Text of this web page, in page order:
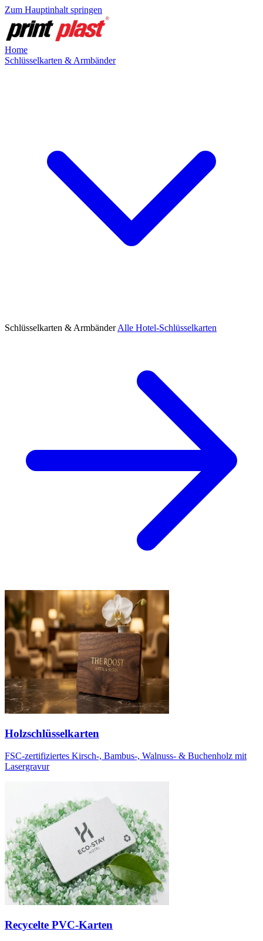
Zum Hauptinhalt springen
Home
Schlüsselkarten & Armbänder
Schlüsselkarten & ArmbänderAlle Hotel-Schlüsselkarten
Holzschlüsselkarten
FSC-zertifiziertes Kirsch-, Bambus-, Walnuss- & Buchenholz mit
Lasergravur
Recycelte PVC-Karten